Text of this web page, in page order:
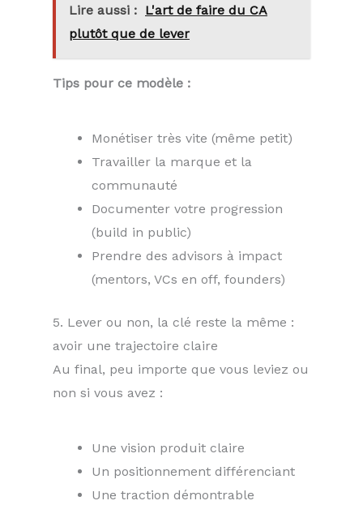
Lire aussi : L'art de faire du CA
plutôt que de lever
Tips pour ce modèle :
Monétiser très vite (même petit)
Travailler la marque et la
communauté
Documenter votre progression
(build in public)
Prendre des advisors à impact
(mentors, VCs en off, founders)
5. Lever ou non, la clé reste la même :
avoir une trajectoire claire
Au final, peu importe que vous leviez ou
non si vous avez :
Une vision produit claire
Un positionnement différenciant
Une traction démontrable